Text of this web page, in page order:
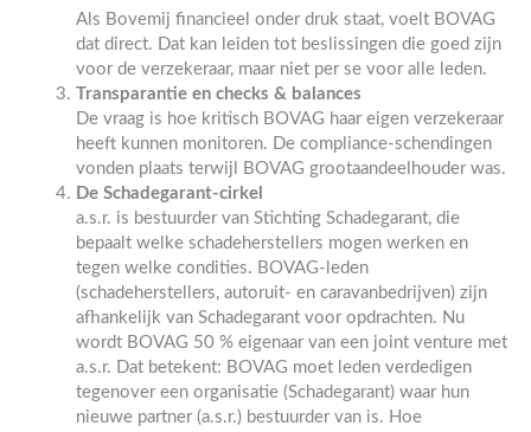
Als Bovemij financieel onder druk staat, voelt BOVAG
dat direct. Dat kan leiden tot beslissingen die goed zijn
voor de verzekeraar, maar niet per se voor alle leden.
Transparantie en checks & balances
De vraag is hoe kritisch BOVAG haar eigen verzekeraar
heeft kunnen monitoren. De compliance-schendingen
vonden plaats terwijl BOVAG grootaandeelhouder was.
De Schadegarant-cirkel
a.s.r. is bestuurder van Stichting Schadegarant, die
bepaalt welke schadeherstellers mogen werken en
tegen welke condities. BOVAG-leden
(schadeherstellers, autoruit- en caravanbedrijven) zijn
afhankelijk van Schadegarant voor opdrachten. Nu
wordt BOVAG 50 % eigenaar van een joint venture met
a.s.r. Dat betekent: BOVAG moet leden verdedigen
tegenover een organisatie (Schadegarant) waar hun
nieuwe partner (a.s.r.) bestuurder van is. Hoe